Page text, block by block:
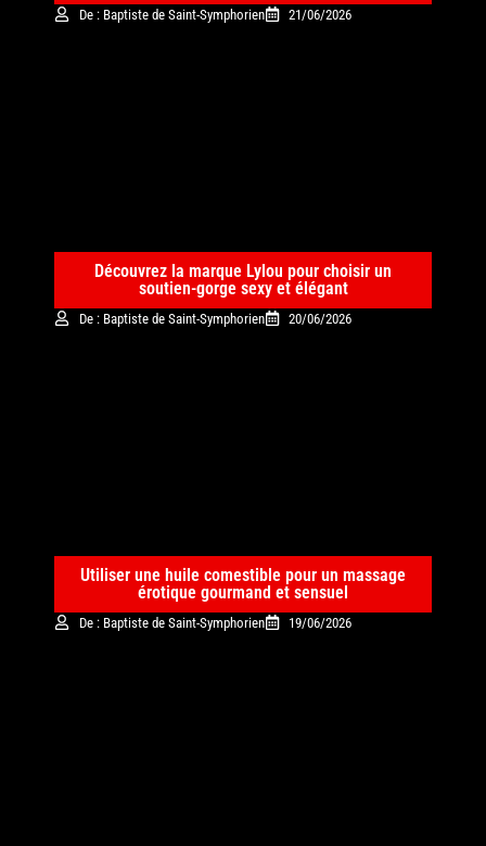
De : Baptiste de Saint-Symphorien 21/06/2026
Découvrez la marque Lylou pour choisir un
soutien-gorge sexy et élégant
De : Baptiste de Saint-Symphorien 20/06/2026
Utiliser une huile comestible pour un massage
érotique gourmand et sensuel
De : Baptiste de Saint-Symphorien 19/06/2026